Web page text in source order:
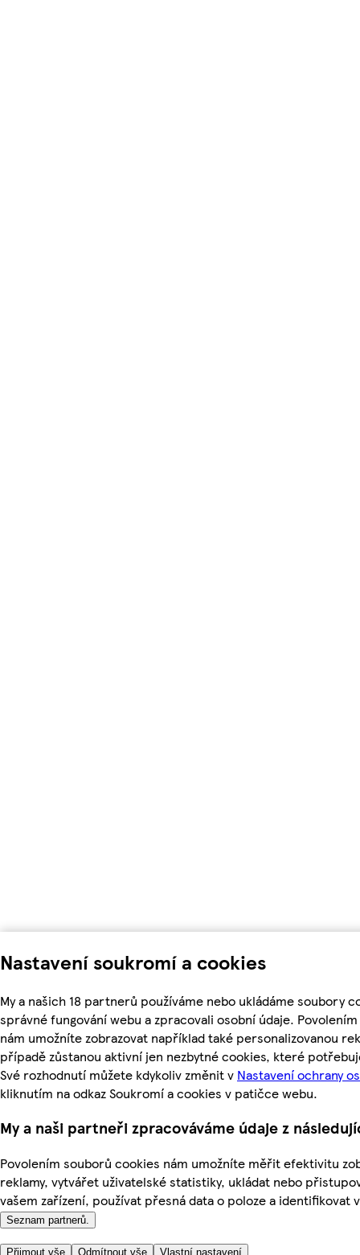
Nastavení soukromí a cookies
My a našich 18 partnerů používáme nebo ukládáme soubory
správné fungování webu a zpracovali osobní údaje.
nám umožníte zobrazovat například také personalizovanou
případě zůstanou aktivní jen nezbytné cookies, které
Své rozhodnutí můžete kdykoliv změnit v Nastavení ochrany
kliknutím na odkaz Soukromí a cookies v patičce webu.
My a naši partneři zpracováváme údaje z
Povolením souborů cookies nám umožníte měřit efektivitu
reklamy, vytvářet uživatelské statistiky, ukládat nebo
vašem zařízení, používat přesná data o poloze a identifikovat
Seznam partnerů.
Přijmout vše Odmítnout vše Vlastní nastavení